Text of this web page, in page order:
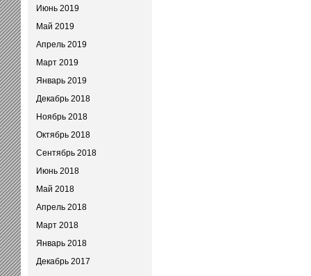
Июнь 2019
Май 2019
Апрель 2019
Март 2019
Январь 2019
Декабрь 2018
Ноябрь 2018
Октябрь 2018
Сентябрь 2018
Июнь 2018
Май 2018
Апрель 2018
Март 2018
Январь 2018
Декабрь 2017